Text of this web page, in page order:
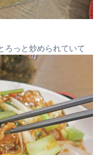
ろっと炒められていて